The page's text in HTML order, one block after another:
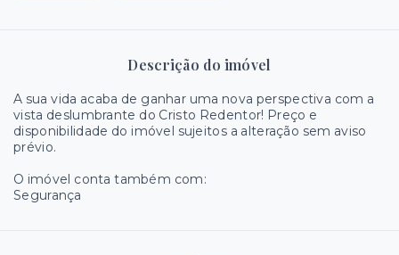
Descrição do imóvel
A sua vida acaba de ganhar uma nova perspectiva com a
vista deslumbrante do Cristo Redentor! Preço e
disponibilidade do imóvel sujeitos a alteração sem aviso
prévio.
O imóvel conta também com:
Segurança